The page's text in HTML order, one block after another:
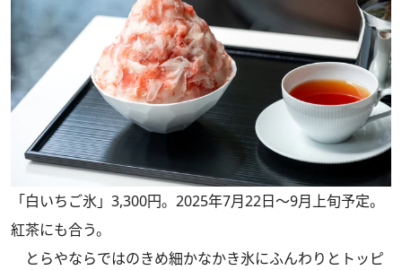
「白いちご氷」3,300円。2025年7月22日～9月上旬予定。
紅茶にも合う。
とらやならではのきめ細かなかき氷にふんわりとトッピ